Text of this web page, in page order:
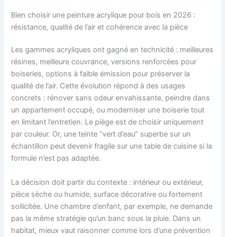
Bien choisir une peinture acrylique pour bois en 2026 :
résistance, qualité de l’air et cohérence avec la pièce
Les gammes acryliques ont gagné en technicité : meilleures
résines, meilleure couvrance, versions renforcées pour
boiseries, options à faible émission pour préserver la
qualité de l’air. Cette évolution répond à des usages
concrets : rénover sans odeur envahissante, peindre dans
un appartement occupé, ou moderniser une boiserie tout
en limitant l’entretien. Le piège est de choisir uniquement
par couleur. Or, une teinte “vert d’eau” superbe sur un
échantillon peut devenir fragile sur une table de cuisine si la
formule n’est pas adaptée.
La décision doit partir du contexte : intérieur ou extérieur,
pièce sèche ou humide, surface décorative ou fortement
sollicitée. Une chambre d’enfant, par exemple, ne demande
pas la même stratégie qu’un banc sous la pluie. Dans un
habitat, mieux vaut raisonner comme lors d’une prévention